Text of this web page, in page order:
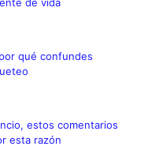
qué confundes
estos comentarios
esta razón